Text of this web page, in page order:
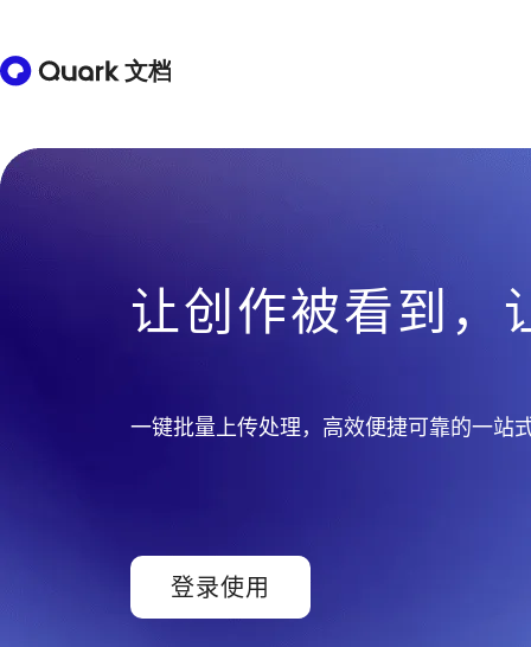
让创作被看到，
一键批量上传处理，高效便捷可靠的一站
登录使用